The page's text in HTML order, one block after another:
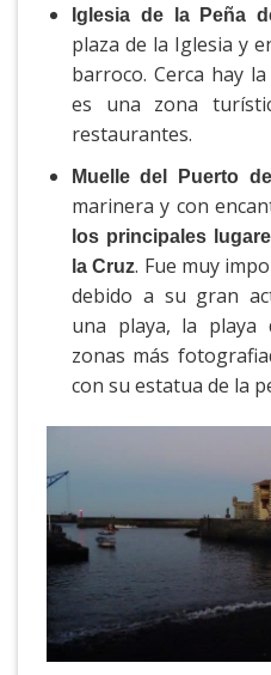
Iglesia de la Peña
plaza de la Iglesia y
barroco. Cerca hay
es una zona
restaurantes.
Muelle del Puerto
marinera y con
los principales
la Cruz. Fue muy
debido a su gran
una playa, la playa
zonas más
con su estatua de la